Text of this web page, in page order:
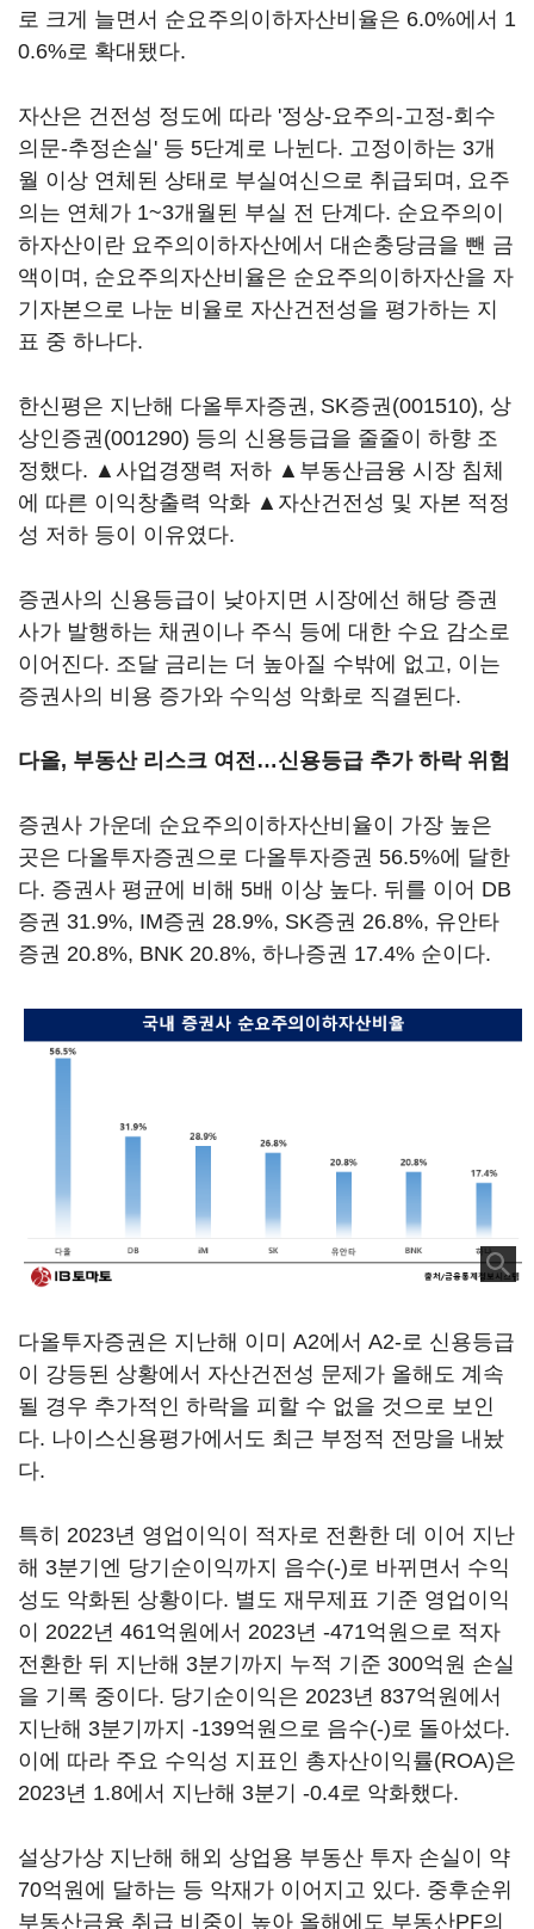
로 크게 늘면서 순요주의이하자산비율은 6.0%에서 1
0.6%로 확대됐다.
자산은 건전성 정도에 따라 '정상-요주의-고정-회수
의문-추정손실' 등 5단계로 나뉜다. 고정이하는 3개
월 이상 연체된 상태로 부실여신으로 취급되며, 요주
의는 연체가 1~3개월된 부실 전 단계다. 순요주의이
하자산이란 요주의이하자산에서 대손충당금을 뺀 금
액이며, 순요주의자산비율은 순요주의이하자산을 자
기자본으로 나눈 비율로 자산건전성을 평가하는 지
표 중 하나다.
한신평은 지난해 다올투자증권, SK증권(001510), 상
상인증권(001290) 등의 신용등급을 줄줄이 하향 조
정했다. ▲사업경쟁력 저하 ▲부동산금융 시장 침체
에 따른 이익창출력 악화 ▲자산건전성 및 자본 적정
성 저하 등이 이유였다.
증권사의 신용등급이 낮아지면 시장에선 해당 증권
사가 발행하는 채권이나 주식 등에 대한 수요 감소로
이어진다. 조달 금리는 더 높아질 수밖에 없고, 이는
증권사의 비용 증가와 수익성 악화로 직결된다.
다올, 부동산 리스크 여전…신용등급 추가 하락 위험
증권사 가운데 순요주의이하자산비율이 가장 높은
곳은 다올투자증권으로 다올투자증권 56.5%에 달한
다. 증권사 평균에 비해 5배 이상 높다. 뒤를 이어 DB
증권 31.9%, IM증권 28.9%, SK증권 26.8%, 유안타
증권 20.8%, BNK 20.8%, 하나증권 17.4% 순이다.
다올투자증권은 지난해 이미 A2에서 A2-로 신용등급
이 강등된 상황에서 자산건전성 문제가 올해도 계속
될 경우 추가적인 하락을 피할 수 없을 것으로 보인
다. 나이스신용평가에서도 최근 부정적 전망을 내놨
다.
특히 2023년 영업이익이 적자로 전환한 데 이어 지난
해 3분기엔 당기순이익까지 음수(-)로 바뀌면서 수익
성도 악화된 상황이다. 별도 재무제표 기준 영업이익
이 2022년 461억원에서 2023년 -471억원으로 적자
전환한 뒤 지난해 3분기까지 누적 기준 300억원 손실
을 기록 중이다. 당기순이익은 2023년 837억원에서
지난해 3분기까지 -139억원으로 음수(-)로 돌아섰다.
이에 따라 주요 수익성 지표인 총자산이익률(ROA)은
2023년 1.8에서 지난해 3분기 -0.4로 악화했다.
설상가상 지난해 해외 상업용 부동산 투자 손실이 약
70억원에 달하는 등 악재가 이어지고 있다. 중후순위
부동산금융 취급 비중이 높아 올해에도 부동산PF의